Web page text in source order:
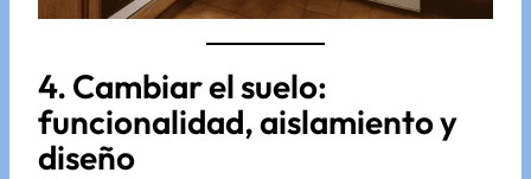
4. Cambiar el suelo:
funcionalidad, aislamiento y
diseño